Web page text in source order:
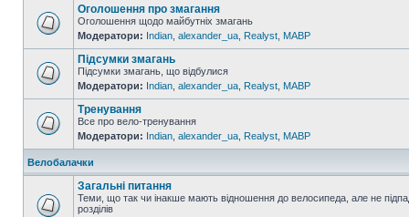
Оголошення про змагання
Оголошення щодо майбутніх змагань
Модератори: Indian alexander_ua Realyst MABP
Підсумки змагань
Підсумки змагань, що відбулися
Модератори: Indian alexander_ua Realyst MABP
Тренування
Все про вело-тренування
Модератори: Indian alexander_ua Realyst MABP
Велобалачки
Загальні питання
Теми, що так чи інакше мають відношення до велосипеда, але не
розділів